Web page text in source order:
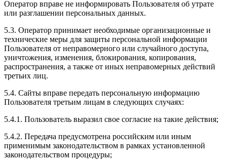
Оператор вправе не информировать Пользователя об утрате
или разглашении персональных данных.
5.3. Оператор принимает необходимые организационные и
технические меры для защиты персональной информации
Пользователя от неправомерного или случайного доступа,
уничтожения, изменения, блокирования, копирования,
распространения, а также от иных неправомерных действий
третьих лиц.
5.4. Сайты вправе передать персональную информацию
Пользователя третьим лицам в следующих случаях:
5.4.1. Пользователь выразил свое согласие на такие действия;
5.4.2. Передача предусмотрена российским или иным
применимым законодательством в рамках установленной
законодательством процедуры;